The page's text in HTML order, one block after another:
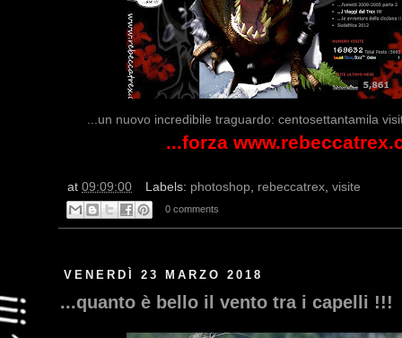
...un nuovo incredibile traguardo: centosettantamila
...forza
at 09:09:00 Labels: photoshop, rebeccatrex, visite
0 comments
VENERDÌ 23 MARZO 2018
...quanto è bello il vento tra i capelli !!!